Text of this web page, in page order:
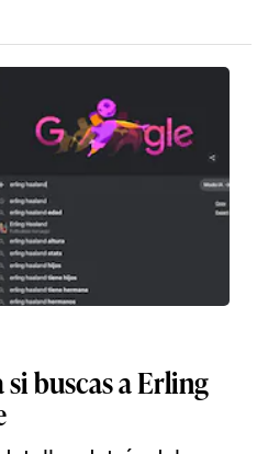
si buscas a Erling